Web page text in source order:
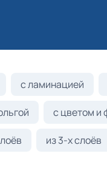
с ламинацией
с цветом и
из 3-х слоёв